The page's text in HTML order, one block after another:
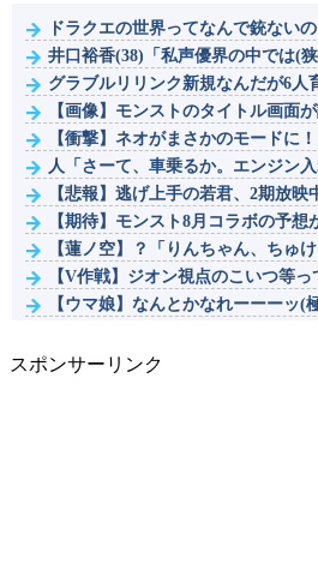
ドラクエの世界ってなんで銃ないの
井口裕香(38)「私声優界の中では(
グラブルリリンク新規なんだが6
【画像】モンストのタイトル
【衝撃】ネオがまさかのモードに
人「さーて、車乗るか。エンジン
【悲報】逃げ上手の若君、2期放
【期待】モンスト8月コラボの
【蓮ノ空】？「りんちゃん、ちゅ
【V作戦】ジオン視点のこいつ等
【ウマ娘】なんとかなれーーーッ(
スポンサーリンク